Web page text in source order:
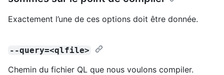
Exactement l’une de ces options doit être donnée.
--query=<qlfile>
Chemin du fichier QL que nous voulons compiler.